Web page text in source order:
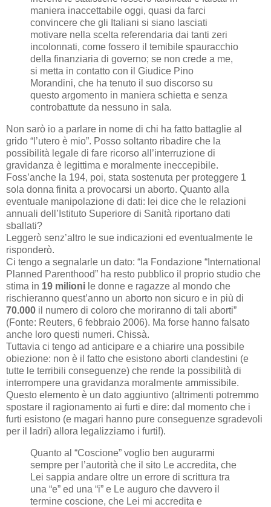
maniera inaccettabile oggi, quasi da farci
convincere che gli Italiani si siano lasciati
motivare nella scelta referendaria dai tanti zeri
incolonnati, come fossero il temibile spauracchio
della finanziaria di governo; se non crede a me,
si metta in contatto con il Giudice Pino
Morandini, che ha tenuto il suo discorso su
questo argomento in maniera schietta e senza
controbattute da nessuno in sala.
Non sarò io a parlare in nome di chi ha fatto battaglie al
grido “l’utero è mio”. Posso soltanto ribadire che la
possibilità legale di fare ricorso all’interruzione di
gravidanza è legittima e moralmente ineccepibile.
Foss’anche la 194, poi, stata sostenuta per proteggere 1
sola donna finita a provocarsi un aborto. Quanto alla
eventuale manipolazione di dati: lei dice che le relazioni
annuali dell’Istituto Superiore di Sanità riportano dati
sballati?
Leggerò senz’altro le sue indicazioni ed eventualmente le
risponderò.
Ci tengo a segnalarle un dato: “la Fondazione “International
Planned Parenthood” ha resto pubblico il proprio studio che
stima in 19 milioni le donne e ragazze al mondo che
rischieranno quest’anno un aborto non sicuro e in più di
70.000 il numero di coloro che moriranno di tali aborti”
(Fonte: Reuters, 6 febbraio 2006). Ma forse hanno falsato
anche loro questi numeri. Chissà.
Tuttavia ci tengo ad anticipare e a chiarire una possibile
obiezione: non è il fatto che esistono aborti clandestini (e
tutte le terribili conseguenze) che rende la possibilità di
interrompere una gravidanza moralmente ammissibile.
Questo elemento è un dato aggiuntivo (altrimenti potremmo
spostare il ragionamento ai furti e dire: dal momento che i
furti esistono (e magari hanno pure conseguenze sgradevoli
per il ladri) allora legalizziamo i furti!).
Quanto al “Coscione” voglio ben augurarmi
sempre per l’autorità che il sito Le accredita, che
Lei sappia andare oltre un errore di scrittura tra
una “e” ed una “i” e Le auguro che davvero il
termine coscione, che Lei mi accredita e